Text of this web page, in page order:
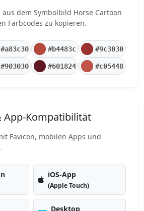
dem Symbolbild Horse Cartoon
Farbcodes zu kopieren.
#a83c30 #b4483c #9c3030
#903030 #601824 #c05448
App-Kompatibilität
Favicon, mobilen Apps und
iOS-App
(Apple Touch)
Desktop